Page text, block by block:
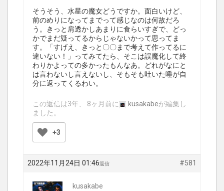
そうそう、水星の魔女どうですか。面白いけど、
前のめりになってまでって感じなのは何故だろ
う。きっと肩透かしあまりに食らいすぎで、どっ
かでまだ疑ってるからじゃないかって思ってま
す。「すげえ、きっと〇〇まで考えて作ってるに
違いない！」ってみてたら、そこは誤魔化して終
わりかよっての多かったもんなあ。どれがなにと
は言わないし言えないし、そもそも吐いた唾が自
分に返ってくるわい。
この返信は3年、 8ヶ月前に kusakabeが編集し
ました。
+3
2022年11月24日 01:46 #581
返信
kusakabe